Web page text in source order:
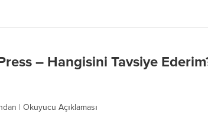
– Hangisini Tavsiye
| Okuyucu Açıklaması